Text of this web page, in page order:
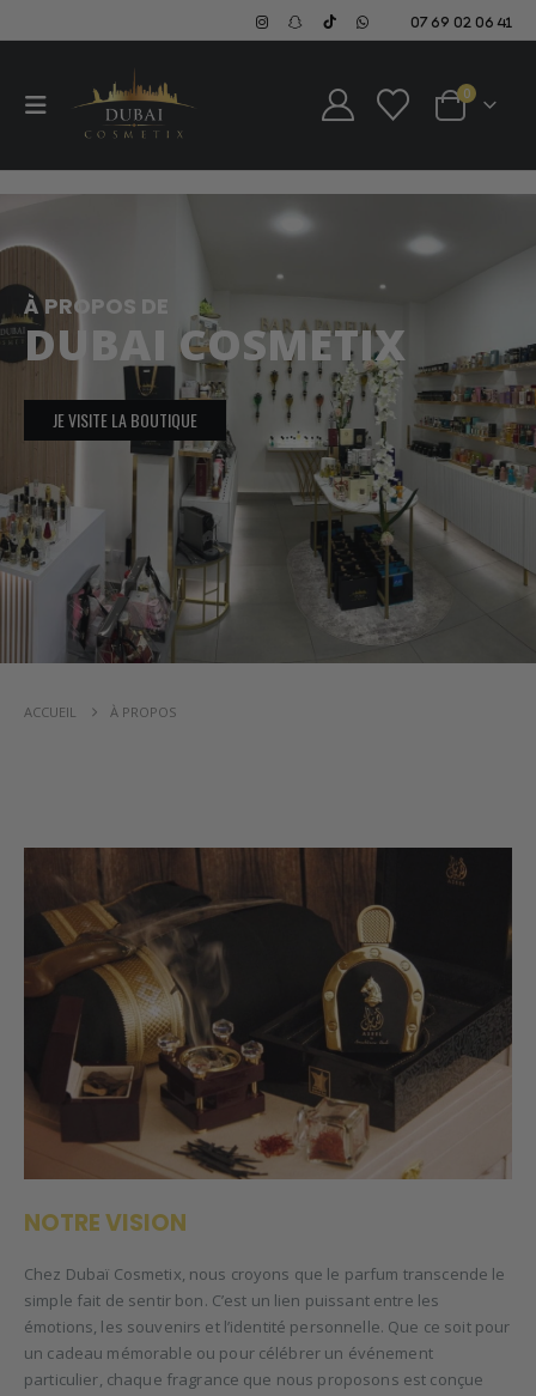
07 69 02 06 41
0
À PROPOS DE
DUBAI COSMETIX
JE VISITE LA BOUTIQUE
ACCUEIL À PROPOS
NOTRE VISION
Chez Dubaï Cosmetix, nous croyons que le parfum transcende le
simple fait de sentir bon. C’est un lien puissant entre les
émotions, les souvenirs et l’identité personnelle. Que ce soit pour
un cadeau mémorable ou pour célébrer un événement
particulier, chaque fragrance que nous proposons est conçue